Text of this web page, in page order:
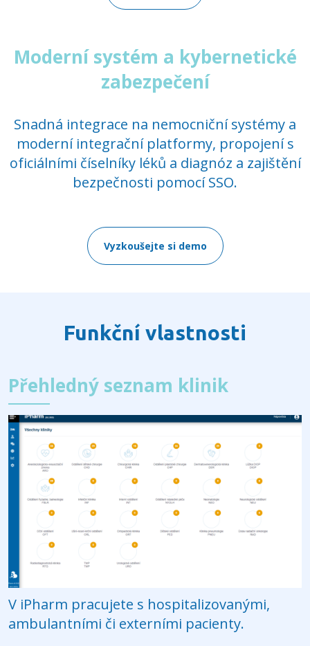
Moderní systém a kybernetické
zabezpečení
Snadná integrace na nemocniční systémy a
moderní integrační platformy, propojení s
oficiálními číselníky léků a diagnóz a zajištění
bezpečnosti pomocí SSO.
Vyzkoušejte si demo
Funkční vlastnosti
Přehledný seznam klinik
V iPharm pracujete s hospitalizovanými,
ambulantními či externími pacienty.